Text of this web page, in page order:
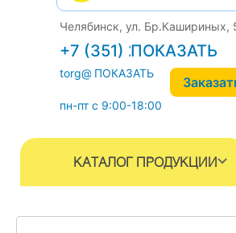
Челябинск, ул. Бр.Кашириных,
+7 (351) 242-04-09
torg@1cab.ru
пн-пт с 9:00-18:00
КАТАЛОГ ПРОДУКЦИИ